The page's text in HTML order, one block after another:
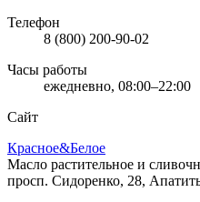
Телефон
8 (800) 200-90-02
Часы работы
ежедневно, 08:00–22:00
Сайт
Красное&Белое
Масло растительное и
просп. Сидоренко, 28,